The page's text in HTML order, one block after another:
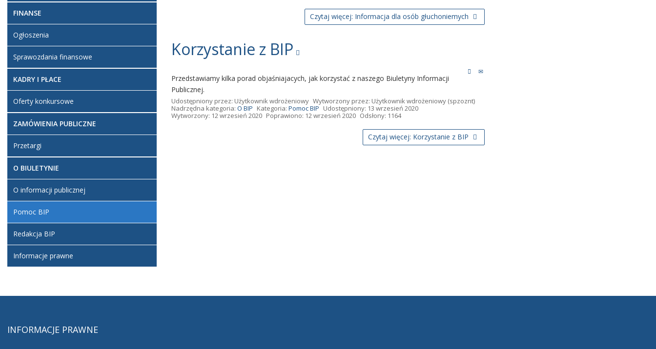
Czytaj więcej: Informacja dla osób głuchoniemych
Korzystanie z BIP
Przedstawiamy kilka porad objaśniajacych, jak korzystać z naszego Biuletyny Informacji
Publicznej.
Udostępniony przez: Użytkownik wdrożeniowy Wytworzony przez: Użytkownik wdrożeniowy (spzoznt)
Nadrzędna kategoria: O BIP Kategoria: Pomoc BIP Udostępniony: 13 wrzesień 2020
Wytworzony: 12 wrzesień 2020 Poprawiono: 12 wrzesień 2020 Odsłony: 1164
Czytaj więcej: Korzystanie z BIP
FINANSE
Ogłoszenia
Sprawozdania finansowe
KADRY I PŁACE
Oferty konkursowe
ZAMÓWIENIA PUBLICZNE
Przetargi
O BIULETYNIE
O informacji publicznej
Pomoc BIP
Redakcja BIP
Informacje prawne
INFORMACJE PRAWNE